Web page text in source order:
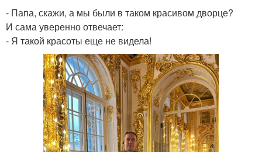
- Папа, скажи, а мы были в таком красивом дворце?
И сама уверенно отвечает:
- Я такой красоты еще не видела!